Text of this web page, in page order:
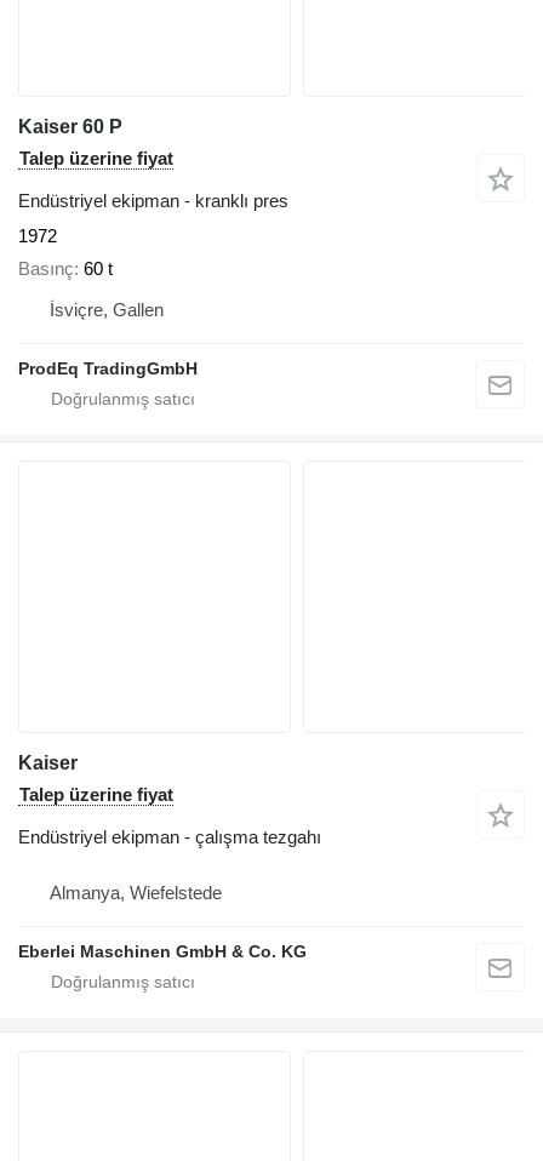
Kaiser 60 P
Talep üzerine fiyat
Endüstriyel ekipman - kranklı pres
1972
Basınç 60 t
İsviçre, Gallen
ProdEq TradingGmbH
Kaiser
Talep üzerine fiyat
Endüstriyel ekipman - çalışma tezgahı
Almanya, Wiefelstede
Eberlei Maschinen GmbH & Co. KG